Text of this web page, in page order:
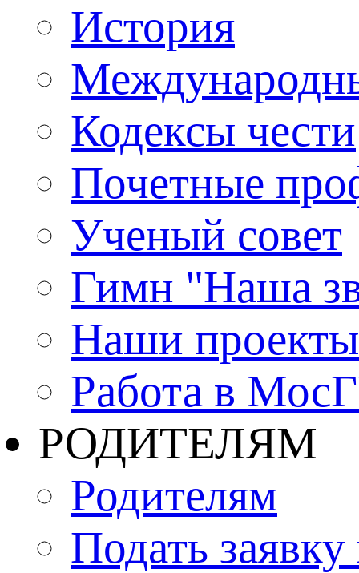
История
Кодексы чести
Почетные
Ученый совет
Гимн "Наша
Наши проекты
Работа в
РОДИТЕЛЯМ
Родителям
Подать